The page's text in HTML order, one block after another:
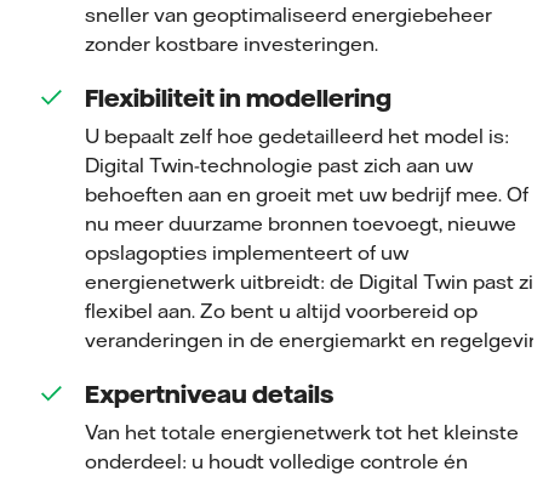
sneller van geoptimaliseerd energiebeheer
zonder kostbare investeringen.
Flexibiliteit in modellering
U bepaalt zelf hoe gedetailleerd het model is:
Digital Twin-technologie past zich aan uw
behoeften aan en groeit met uw bedrijf mee. Of
nu meer duurzame bronnen toevoegt, nieuwe
opslagopties implementeert of uw
energienetwerk uitbreidt: de Digital Twin past
flexibel aan. Zo bent u altijd voorbereid op
veranderingen in de energiemarkt en
Expertniveau details
Van het totale energienetwerk tot het kleinste
onderdeel: u houdt volledige controle én